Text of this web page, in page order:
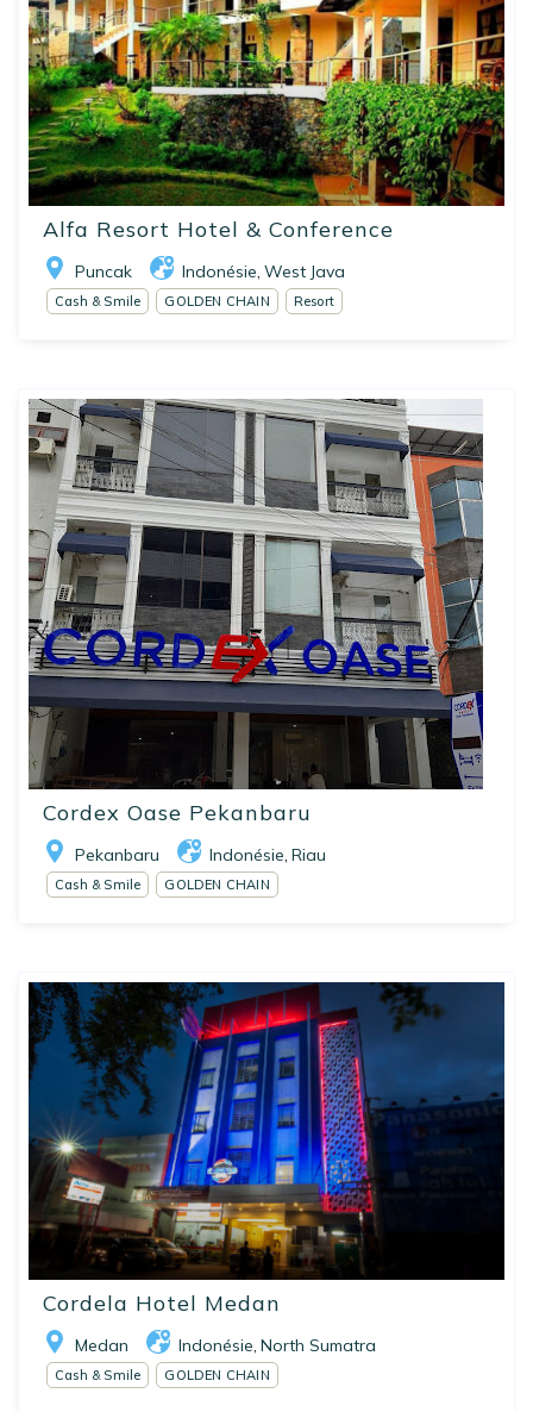
Alfa Resort Hotel & Conference
Puncak Indonésie, West Java
Cash & Smile GOLDEN CHAIN Resort
Cordex Oase Pekanbaru
Pekanbaru Indonésie, Riau
Cash & Smile GOLDEN CHAIN
Cordela Hotel Medan
Medan Indonésie North Sumatra
Cash & Smile GOLDEN CHAIN